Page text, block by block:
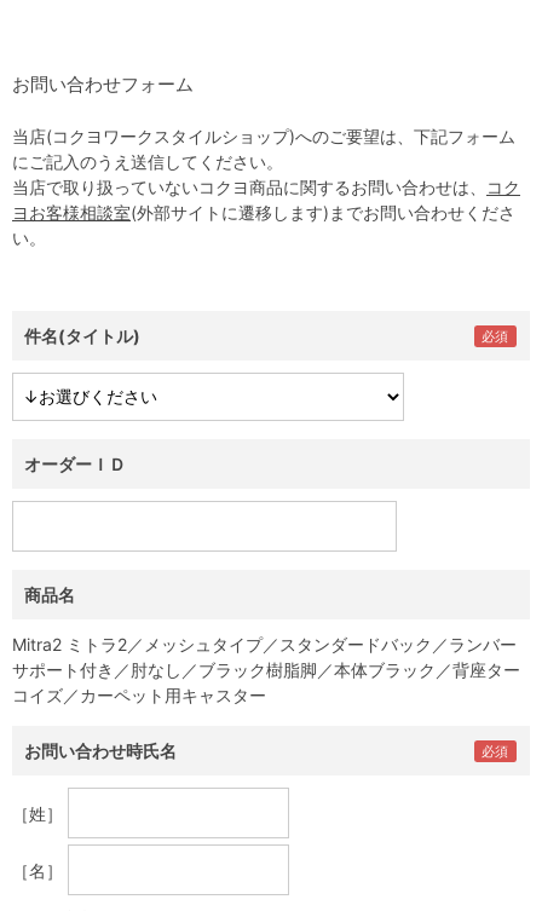
お問い合わせフォーム
当店(コクヨワークスタイルショップ)へのご要望は、下記フォーム
にご記入のうえ送信してください。
当店で取り扱っていないコクヨ商品に関するお問い合わせは、
コク
ヨお客様相談室(外部サイトに遷移します)までお問い合わせくださ
い。
件名(タイトル)
オーダーＩＤ
商品名
Mitra2 ミトラ2／メッシュタイプ／スタンダードバック／ランバー
サポート付き／肘なし／ブラック樹脂脚／本体ブラック／背座ター
コイズ／カーペット用キャスター
お問い合わせ時氏名
［姓］
［名］